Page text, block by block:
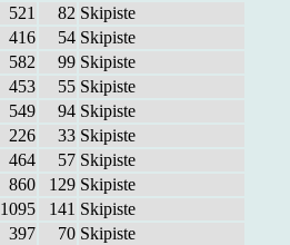
521 82 Ski­pis­te
416 54 Ski­pis­te
582 99 Ski­pis­te
453 55 Ski­pis­te
549 94 Ski­pis­te
226 33 Ski­pis­te
464 57 Ski­pis­te
860 129 Ski­pis­te
1095 141 Ski­pis­te
397 70 Ski­pis­te